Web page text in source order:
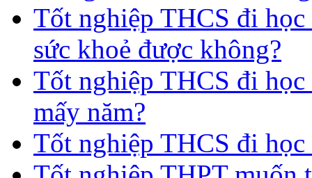
Tốt nghiệp THCS đi học
sức khoẻ được không?
Tốt nghiệp THCS đi
mấy năm?
Tốt nghiệp THCS đi